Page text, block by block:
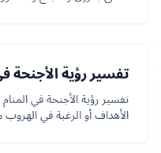
تفسير رؤية الأجنحة
تفسير رؤية الأجنحة في
الأهداف أو الرغبة في